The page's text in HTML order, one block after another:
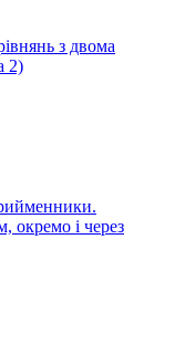
з двома
2)
окремо і через